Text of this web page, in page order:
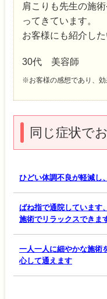
肩こりも先生の施
ってきています。
お客様にも紹介した
30代 美容師
※お客様の感想であり、効
同じ症状で
ひどい体調不良が軽減し
ばね指で通院しています
施術でリラックスできま
一人一人に細やかな施術
心して通えます